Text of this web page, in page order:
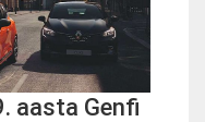
aasta Genfi